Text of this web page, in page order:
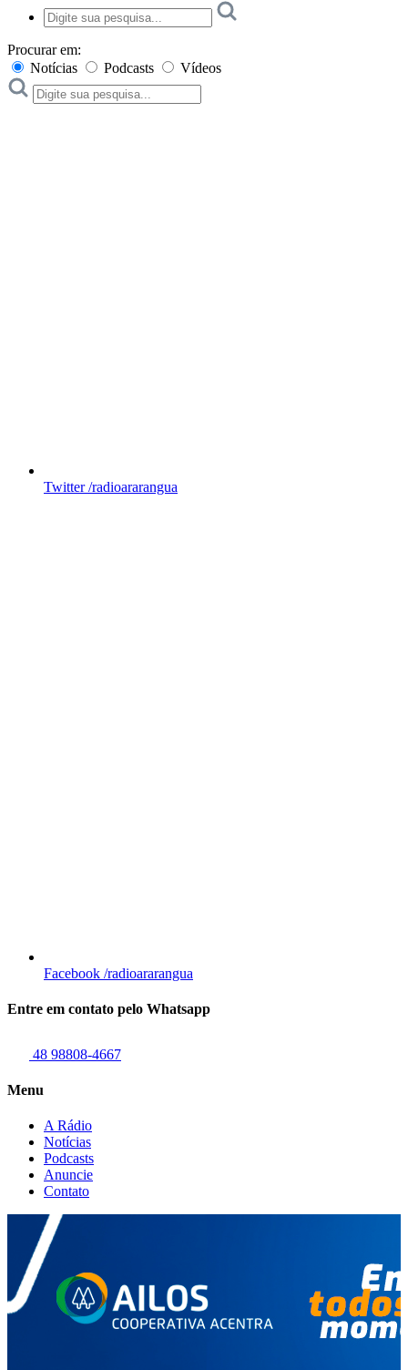
Procurar em:
Notícias
Podcasts Vídeos
Twitter /radioararangua
Facebook /radioararangua
Entre em contato pelo Whatsapp
48 98808-4667
Menu
A Rádio
Notícias
Podcasts
Anuncie
Contato